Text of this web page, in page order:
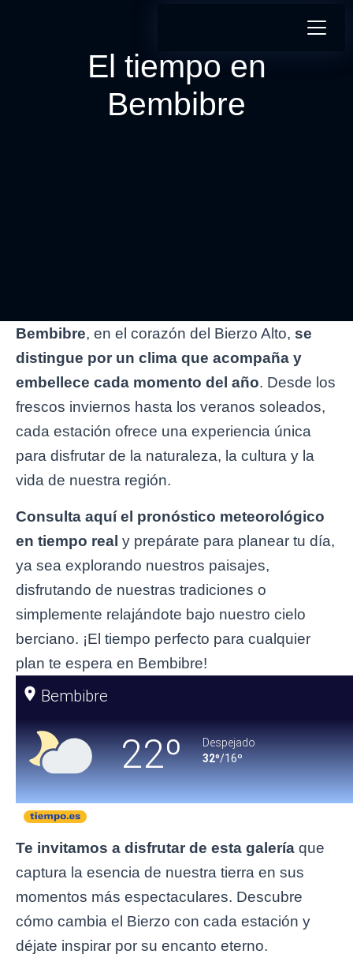
El tiempo en
Bembibre
Bembibre, en el corazón del Bierzo Alto, se
distingue por un clima que acompaña y
embellece cada momento del año. Desde los
frescos inviernos hasta los veranos soleados,
cada estación ofrece una experiencia única
para disfrutar de la naturaleza, la cultura y la
vida de nuestra región.
Consulta aquí el pronóstico meteorológico
en tiempo real y prepárate para planear tu día,
ya sea explorando nuestros paisajes,
disfrutando de nuestras tradiciones o
simplemente relajándote bajo nuestro cielo
berciano. ¡El tiempo perfecto para cualquier
plan te espera en Bembibre!
Te invitamos a disfrutar de esta galería que
captura la esencia de nuestra tierra en sus
momentos más espectaculares. Descubre
cómo cambia el Bierzo con cada estación y
déjate inspirar por su encanto eterno.